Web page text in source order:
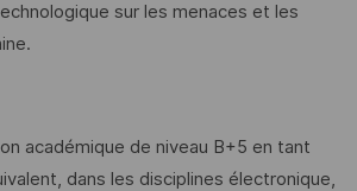
sur les menaces et les
académique de niveau B+5 en tant
dans les disciplines électronique,